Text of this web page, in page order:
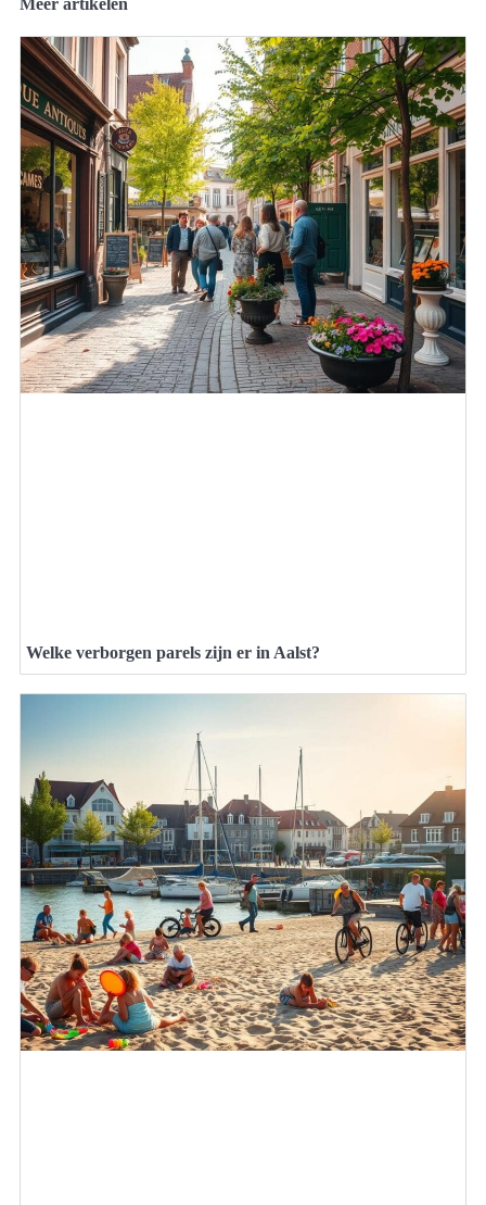
Meer artikelen
Welke verborgen parels zijn er in Aalst?